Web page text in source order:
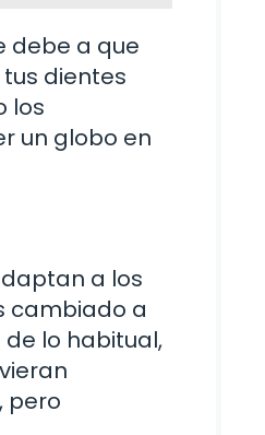
debe a que
dientes
los
un globo en
a los
cambiado a
lo habitual,
pero